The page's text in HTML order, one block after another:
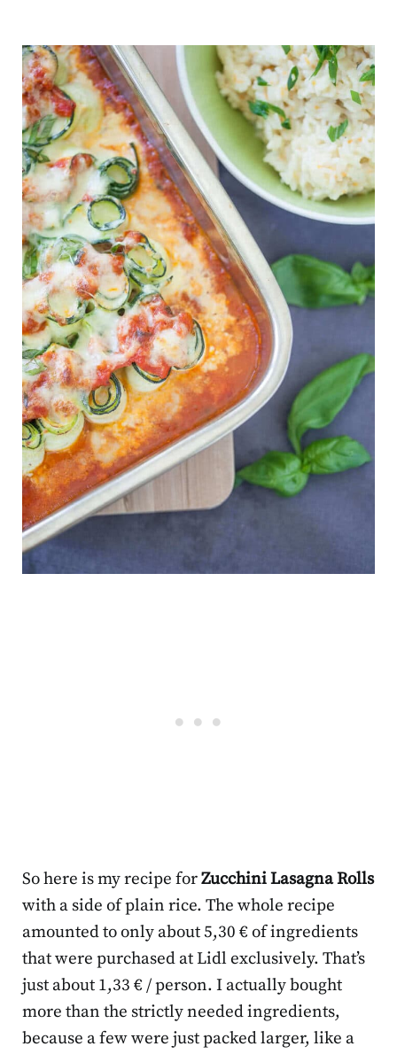
So here is my recipe forZucchini Lasagna Rolls
with a side of plain rice. The whole recipe
amounted to only about 5,30 € of ingredients
that were purchased at Lidl exclusively. That’s
just about 1,33 € / person. I actually bought
more than the strictly needed ingredients,
because a few were just packed larger, like a